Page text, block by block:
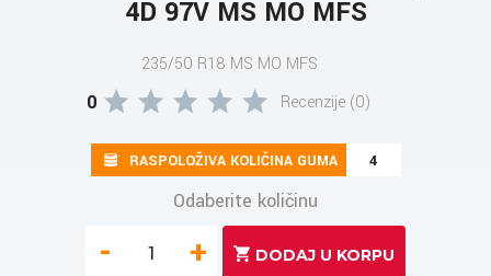
4D 97V MS MO MFS
235/50 R18 MS MO MFS
0 Recenzije (0)
RASPOLOŽIVA KOLIČINA GUMA 4
Odaberite količinu
- +